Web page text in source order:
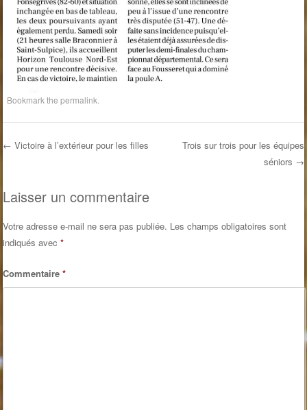
Bookmark thepermalink
← Victoire à l’extérieur pour les filles
Trois sur trois pour les équipes
séniors →
Laisser un commentaire
Votre adresse e-mail ne sera pas publiée. Les champs obligatoires sont
indiqués avec*
Commentaire*